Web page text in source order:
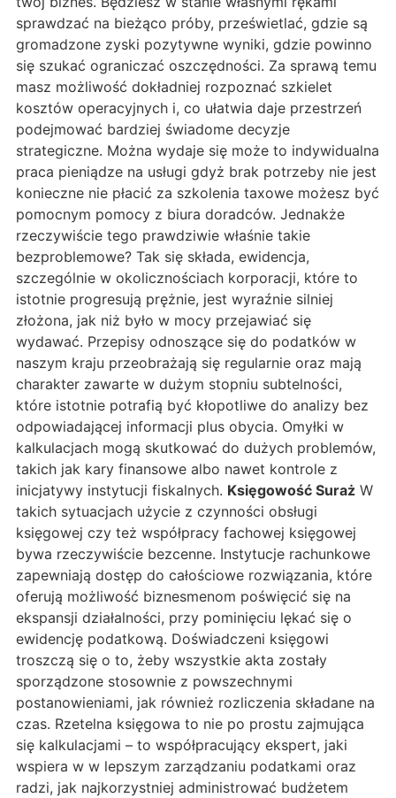
sprawdzać na bieżąco próby, prześwietlać, gdzie są
gromadzone zyski pozytywne wyniki, gdzie powinno
się szukać ograniczać oszczędności. Za sprawą temu
masz możliwość dokładniej rozpoznać szkielet
kosztów operacyjnych i, co ułatwia daje przestrzeń
podejmować bardziej świadome decyzje
strategiczne. Można wydaje się może to indywidualna
praca pieniądze na usługi gdyż brak potrzeby nie jest
konieczne nie płacić za szkolenia taxowe możesz być
pomocnym pomocy z biura doradców. Jednakże
rzeczywiście tego prawdziwie właśnie takie
bezproblemowe? Tak się składa, ewidencja,
szczególnie w okolicznościach korporacji, które to
istotnie progresują prężnie, jest wyraźnie silniej
złożona, jak niż było w mocy przejawiać się
wydawać. Przepisy odnoszące się do podatków w
naszym kraju przeobrażają się regularnie oraz mają
charakter zawarte w dużym stopniu subtelności,
które istotnie potrafią być kłopotliwe do analizy bez
odpowiadającej informacji plus obycia. Omyłki w
kalkulacjach mogą skutkować do dużych problemów,
takich jak kary finansowe albo nawet kontrole z
inicjatywy instytucji fiskalnych. Księgowość Suraż W
takich sytuacjach użycie z czynności obsługi
księgowej czy też współpracy fachowej księgowej
bywa rzeczywiście bezcenne. Instytucje rachunkowe
zapewniają dostęp do całościowe rozwiązania, które
oferują możliwość biznesmenom poświęcić się na
ekspansji działalności, przy pominięciu lękać się o
ewidencję podatkową. Doświadczeni księgowi
troszczą się o to, żeby wszystkie akta zostały
sporządzone stosownie z powszechnymi
postanowieniami, jak również rozliczenia składane na
czas. Rzetelna księgowa to nie po prostu zajmująca
się kalkulacjami – to współpracujący ekspert, jaki
wspiera w w lepszym zarządzaniu podatkami oraz
radzi, jak najkorzystniej administrować budżetem